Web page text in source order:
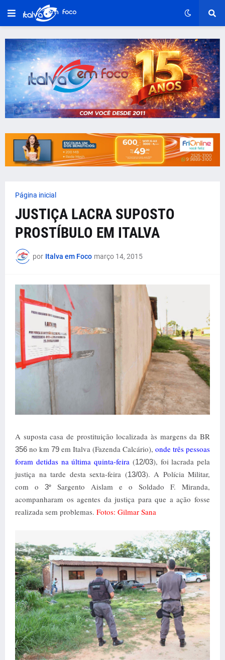
Página inicial
JUSTIÇA LACRA SUPOSTO
PROSTÍBULO EM ITALVA
por Italva em Foco março 14, 2015
A suposta casa de prostituição localizada às margens da BR
356 no km 79 em Italva (Fazenda Calcário), onde três pessoas
foram detidas na última quinta-feira (12/03), foi lacrada pela
justiça na tarde desta sexta-feira (13/03). A Polícia Militar,
com o 3º Sargento Aislam e o Soldado F. Miranda,
acompanharam os agentes da justiça para que a ação fosse
realizada sem problemas. Fotos: Gilmar Sana